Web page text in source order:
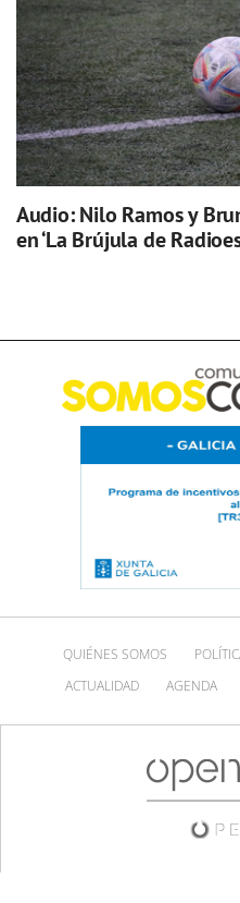
Audio: Nilo Ramos y
en ‘La Brújula de
QUIÉNES SOMOS
ACTUALIDAD
AGENDA